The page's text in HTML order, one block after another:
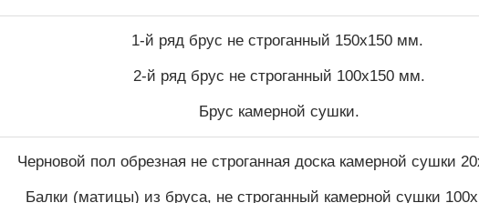
1-й ряд брус не строганный 150х150 мм.
2-й ряд брус не строганный 100х150 мм.
Брус камерной сушки.
Черновой пол обрезная не строганная доска камерной сушки
Балки (матицы) из бруса, не строганный камерной сушки